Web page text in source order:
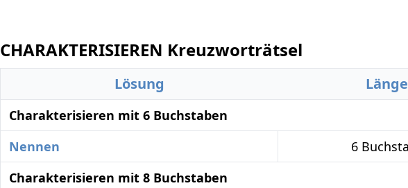
CHARAKTERISIEREN Kreuzworträtsel
Lösung Länge
Charakterisieren mit 6 Buchstaben
Nennen
6
Charakterisieren mit 8 Buchstaben